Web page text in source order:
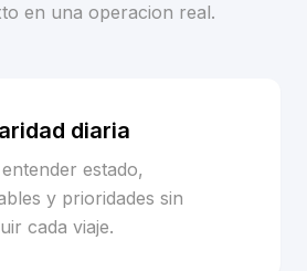
en una operacion real.
diaria
estado,
y prioridades sin
cada viaje.